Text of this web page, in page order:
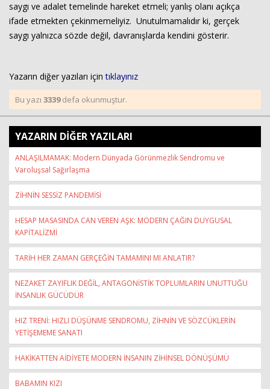
saygı ve adalet temelinde hareket etmeli; yanlış olanı açıkça
ifade etmekten çekinmemeliyiz. Unutulmamalıdır ki, gerçek
saygı yalnızca sözde değil, davranışlarda kendini gösterir.
Yazarın diğer yazıları içintıklayınız
Bu yazı 3339defa okunmuştur.
YAZARIN DİĞER YAZILARI
ANLAŞILMAMAK: Modern Dünyada Görünmezlik Sendromu ve
Varoluşsal Sağırlaşma
ZİHNİN SESSİZ PANDEMİSİ
HESAP MASASINDA CAN VEREN AŞK: MODERN ÇAĞIN DUYGUSAL
KAPİTALİZMİ
TARİH HER ZAMAN GERÇEĞİN TAMAMINI MI ANLATIR?
NEZAKET ZAYIFLIK DEĞİL, ANTAGONİSTİK TOPLUMLARIN UNUTTUĞU
İNSANLIK GÜCÜDÜR
HIZ TRENİ: HIZLI DÜŞÜNME SENDROMU, ZİHNİN VE SÖZCÜKLERİN
YETİŞEMEME SANATI
HAKİKATTEN AİDİYETE MODERN İNSANIN ZİHİNSEL DÖNÜŞÜMÜ
BABAMIN KIZI